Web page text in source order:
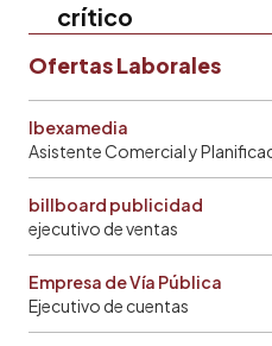
crítico
Ofertas Laborales
Ibexamedia
Asistente Comercial y
billboard publicidad
ejecutivo de ventas
Empresa de Vía Pública
Ejecutivo de cuentas